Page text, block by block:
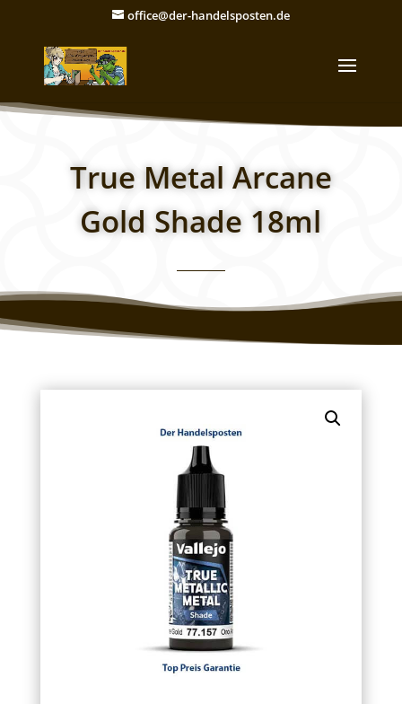
office@der-handelsposten.de
True Metal Arcane
Gold Shade 18ml